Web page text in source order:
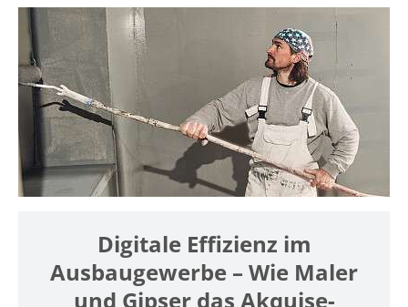
Digitale Effizienz im
Ausbaugewerbe – Wie Maler
und Gipser das Akquise-